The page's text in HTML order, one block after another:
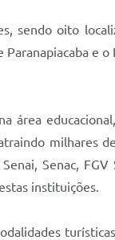
sendo oito
e
área
milhares
Senac,
instituições.